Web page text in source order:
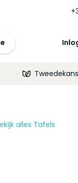
morgen
alles Tafels